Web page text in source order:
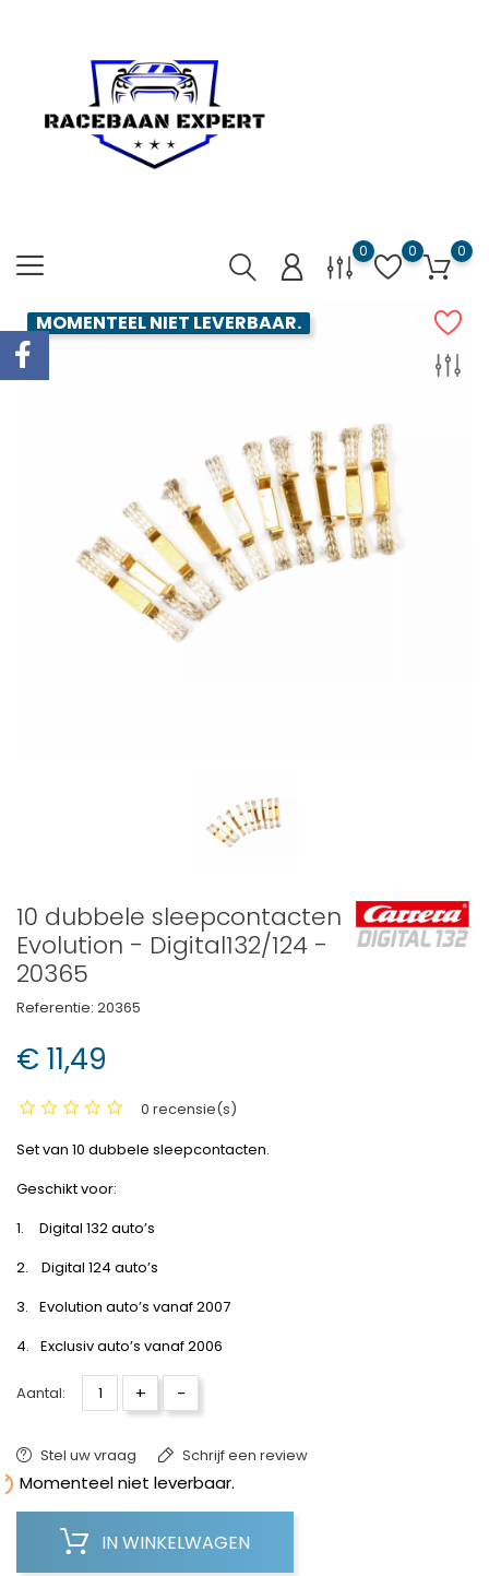
0 0 0
MOMENTEEL NIET LEVERBAAR.
10 dubbele sleepcontacten
Evolution - Digital132/124 -
20365
Referentie: 20365
€ 11,49
0 recensie(s)
Set van 10 dubbele sleepcontacten.
Geschikt voor:
1.
Digital 132 auto’s
2.
Digital 124 auto’s
3. Evolution auto’s vanaf 2007
4. Exclusiv auto’s vanaf 2006
Aantal: + -
Stel uw vraag Schrijf een review
Momenteel niet leverbaar.
IN WINKELWAGEN